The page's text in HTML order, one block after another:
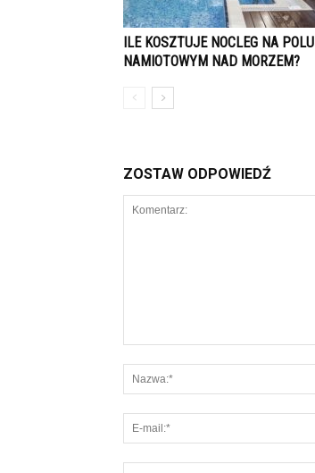
ILE KOSZTUJE NOCLEG NA POLU
NAMIOTOWYM NAD MORZEM?
ZOSTAW ODPOWIEDŹ